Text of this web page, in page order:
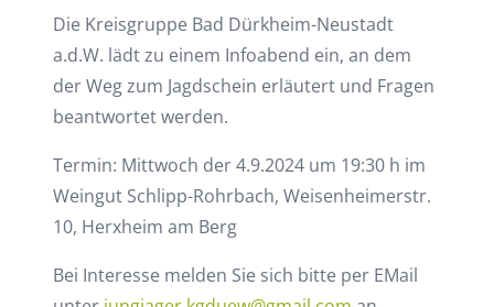
Die Kreisgruppe Bad Dürkheim-Neustadt
a.d.W. lädt zu einem Infoabend ein, an dem
der Weg zum Jagdschein erläutert und Fragen
beantwortet werden.
Termin: Mittwoch der 4.9.2024 um 19:30 h im
Weingut Schlipp-Rohrbach, Weisenheimerstr.
10, Herxheim am Berg
Bei Interesse melden Sie sich bitte per EMail